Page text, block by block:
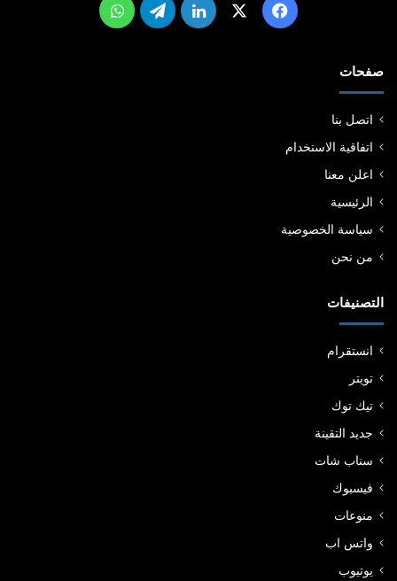
فيسبوك لينكدإن تيلقرام واتساب
صفحات
اتصل بنا
اتفاقية الاستخدام
اعلن معنا
الرئيسية
سياسة الخصوصية
من نحن
التصنيفات
انستقرام
تويتر
تيك توك
جديد التقينة
سناب شات
فيسبوك
منوعات
واتس اب
يوتيوب